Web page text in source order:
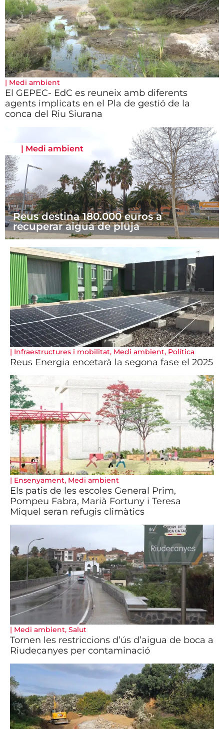
| Medi ambient
El GEPEC- EdC es reuneix amb diferents
agents implicats en el Pla de gestió de la
conca del Riu Siurana
| Medi ambient
Reus destina 180.000 euros a
recuperar aigua de pluja
| Infraestructures i mobilitat, Medi ambient, Política
Reus Energia encetarà la segona fase el 2025
| Ensenyament, Medi ambient
Els patis de les escoles General Prim,
Pompeu Fabra, Marià Fortuny i Teresa
Miquel seran refugis climàtics
| Medi ambient, Salut
Tornen les restriccions d’ús d’aigua de boca a
Riudecanyes per contaminació